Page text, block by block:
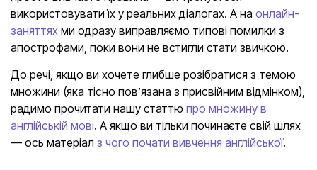
використовувати їх у реальних діалогах. А на онлайн-
заняттях ми одразу виправляємо типові помилки з
апострофами, поки вони не встигли стати звичкою.
До речі, якщо ви хочете глибше розібратися з темою
множини (яка тісно пов’язана з присвійним відмінком),
радимo прочитати нашу статтю про множину в
англійській мові. А якщо ви тільки починаєте свій шлях
— ось матеріал з чого почати вивчення англійської.